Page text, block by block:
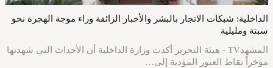
الداخلية: شبكات الاتجار بالبشر والأخبار الزائفة وراء موجة الهجرة نحو
سبتة ومليلية
المشهدTV - هيئة التحرير أكدت وزارة الداخلية أن الأحداث التي شهدتها
مؤخراً نقاط العبور المؤدية إلى…